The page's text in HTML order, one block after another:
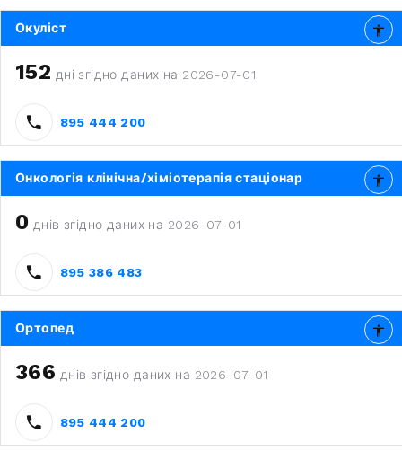
Окуліст
152 дні згідно даних на 2026-07-01
895 444 200
Онкологія клінічна/хіміотерапія стаціонар
0 днів згідно даних на 2026-07-01
895 386 483
Ортопед
366 днів згідно даних на 2026-07-01
895 444 200